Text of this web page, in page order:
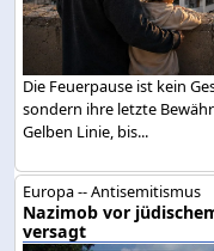
Die Feuerpause ist kein
sondern ihre letzte
Gelben Linie, bis...
Europa -- Antisemitismus
Nazimob vor
versagt